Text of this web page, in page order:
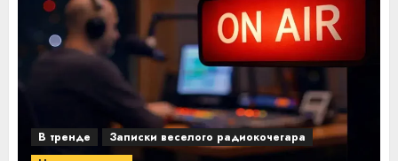
В тренде
Записки веселого радиокочегара